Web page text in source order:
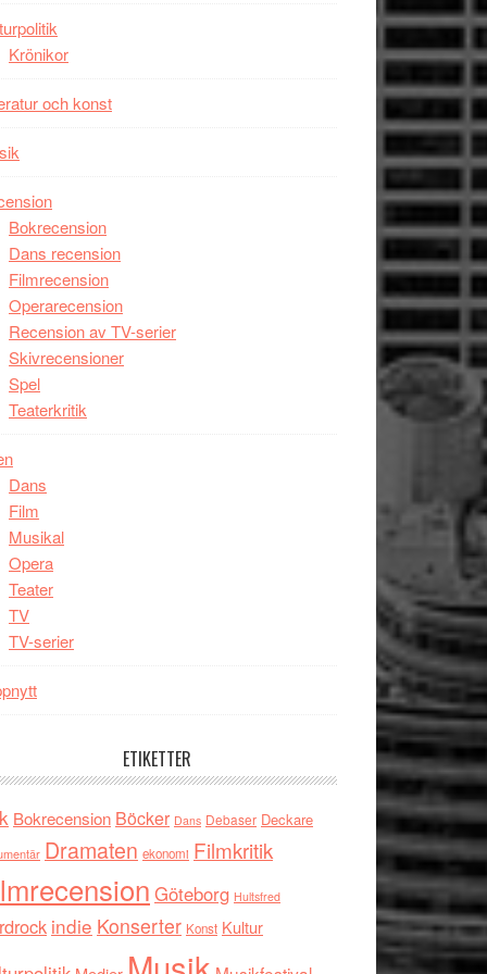
skådespelare
Krönikor
och konst
Bokrecension
Dans recension
Filmrecension
Operarecension
Recension av TV-serier
Skivrecensioner
Spel
Teaterkritik
Dans
Film
Musikal
Opera
Teater
TV
TV-serier
ETIKETTER
Bokrecension Böcker Dans Debaser Deckare
Dramaten ekonomi Filmkritik
Göteborg Hultsfred
indie Konserter Konst Kultur